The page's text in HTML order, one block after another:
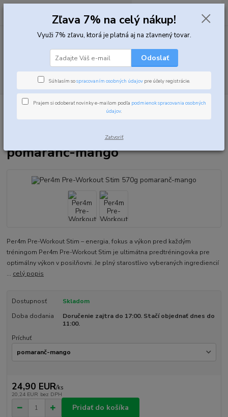
Hľadať
0,00 EUR
Predtréningové doplnky Predtréningovky
Per4m Pre-Workout
Per4m Pre-Workout Stim 570g
pomaranč-mango
Per4m Pre-Workout Stim – energia, fokus a výkon pred každým
tréningom Per4m Pre-Workout Stim je ultimátna predtréningovka pre
optimálny výkon v posilňovni. Je plný starostlivo vyberaných ingrediencií
... celý popis
Dostupnosť
Skladom
Doba dodania
Doručenie zajtra do 17:00. Stačí objednať dnes do
11:00.
Príchuť
24,90 EUR/ks
20,24 EUR bez DPH
Pridať do košíka
Zľava 7% na celý nákup!
Využi 7% zľavu, ktorá je platná aj na zľavnený tovar.
Odoslať
Súhlasím sospracovaním osobných údajov pre účely registrácie.
Prajem si odoberať novinky e-mailom podľa podmienok spracovania osobných
údajov.
Zatvoriť